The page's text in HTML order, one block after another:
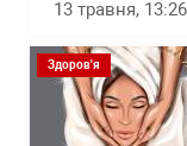
13 травня, 13:26
Здоров'я